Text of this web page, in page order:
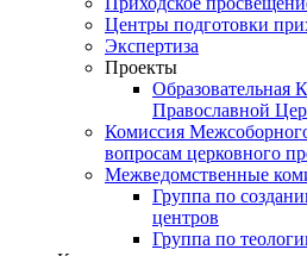
Центры подготовки
Экспертиза
Проекты
Образовательная
Православной
Комиссия
вопросам церковного
Межведомственные
Группа по
центров
Группа по